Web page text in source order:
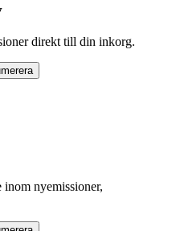
direkt till din inkorg.
inom nyemissioner,